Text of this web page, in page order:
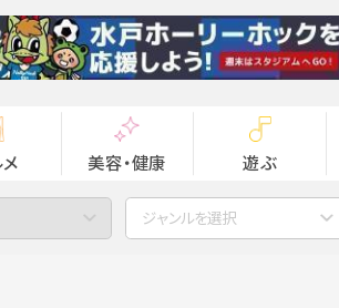
美容・健康 遊ぶ
ジャンルを選択